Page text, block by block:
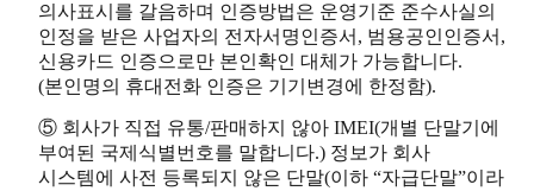
의사표시를 갈음하며 인증방법은 운영기준 준수사실의
인정을 받은 사업자의 전자서명인증서, 범용공인인증서,
신용카드 인증으로만 본인확인 대체가 가능합니다.
(본인명의 휴대전화 인증은 기기변경에 한정함).
⑤ 회사가 직접 유통/판매하지 않아 IMEI(개별 단말기에
부여된 국제식별번호를 말합니다.) 정보가 회사
시스템에 사전 등록되지 않은 단말(이하 “자급단말”이라